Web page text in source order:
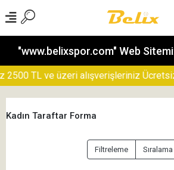
"www.belixspor.com" Web
TL ve üzeri alışverişleriniz
Kadın Taraftar Forma
Filtreleme Sıralama